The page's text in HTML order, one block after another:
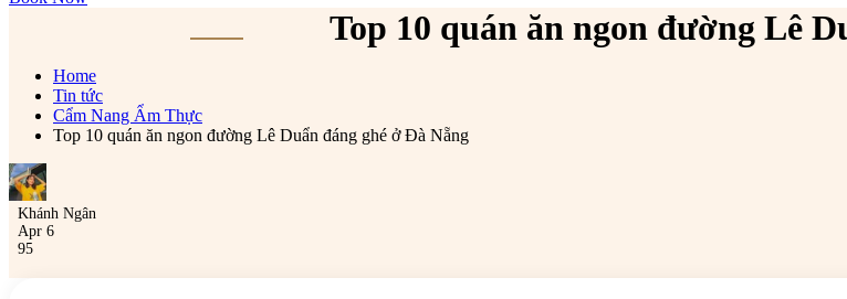
Top 10 quán ăn ngon đường Lê
Home
Tin tức
Cẩm Nang Ẩm Thực
Top 10 quán ăn ngon đường Lê Duẩn đáng ghé ở Đà Nẵng
Khánh Ngân
Apr 6
95